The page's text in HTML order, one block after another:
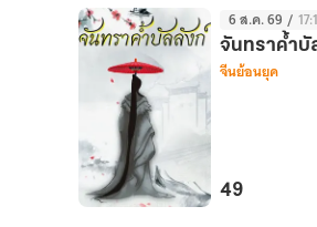
ระบบ
ประเมิน
ความ
รุ่งโรจน์
เล่ม
โปรด
ทิ้ง
6 ส.ค. 69 /
จันทราค้ำบั
จีนย้อนยุค
49